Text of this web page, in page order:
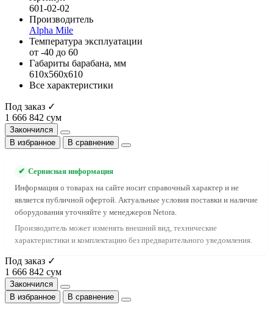
601-02-02
Производитель
Alpha Mile
Температура эксплуатации
от -40 до 60
Габариты барабана, мм
610x560x610
Все характеристики
Под заказ ✓
1 666 842 сум
Закончился
В избранное
В сравнение
✔ Сервисная информация
Информация о товарах на сайте носит справочный характер и не
является публичной офертой. Актуальные условия поставки и наличие
оборудования уточняйте у менеджеров Netora.
Производитель может изменять внешний вид, технические
характеристики и комплектацию без предварительного уведомления.
Под заказ ✓
1 666 842 сум
Закончился
В избранное
В сравнение